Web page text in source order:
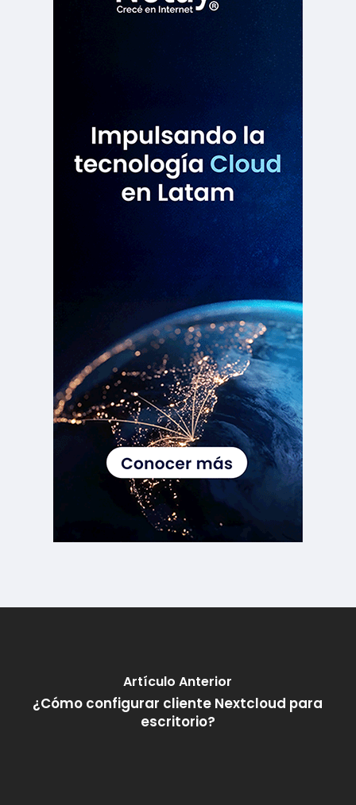
Artículo Anterior
¿Cómo configurar cliente Nextcloud para
escritorio?